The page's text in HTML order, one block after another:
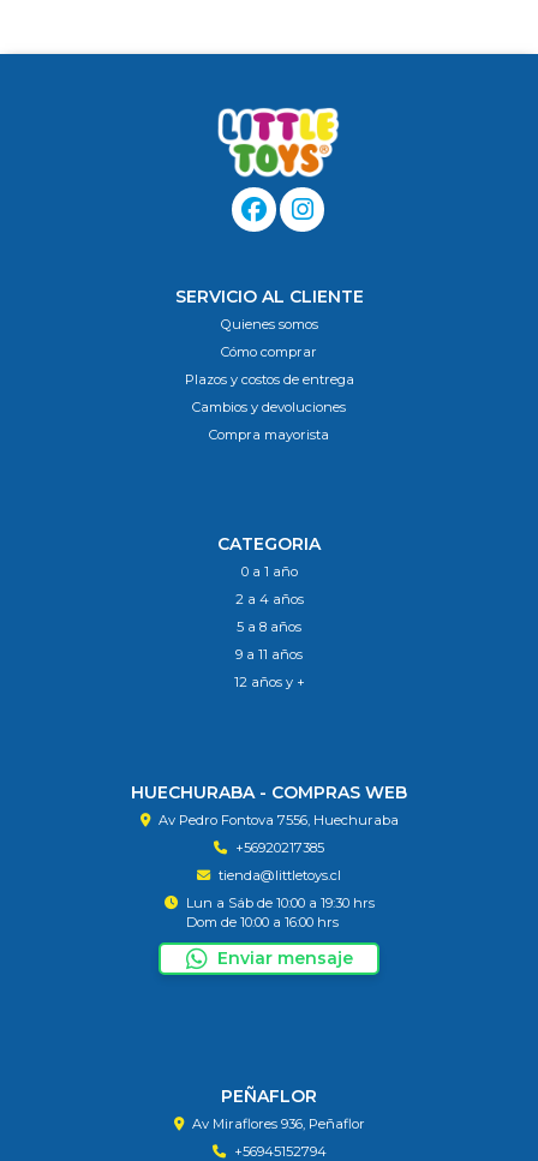
SERVICIO AL CLIENTE
Quienes somos
Cómo comprar
Plazos y costos de entrega
Cambios y devoluciones
Compra mayorista
CATEGORIA
0 a 1 año
2 a 4 años
5 a 8 años
9 a 11 años
12 años y +
HUECHURABA - COMPRAS WEB
Av Pedro Fontova 7556, Huechuraba
+56920217385
tienda@littletoys.cl
Lun a Sáb de 10:00 a 19:30 hrs
Dom de 10:00 a 16:00 hrs
Enviar mensaje
PEÑAFLOR
Av Miraflores 936, Peñaflor
+56945152794